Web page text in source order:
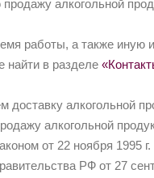
продажу алкогольной
работы, а также
найти в разделе
алкогольной
алкогольной
от 22 ноября 1995
РФ от 27